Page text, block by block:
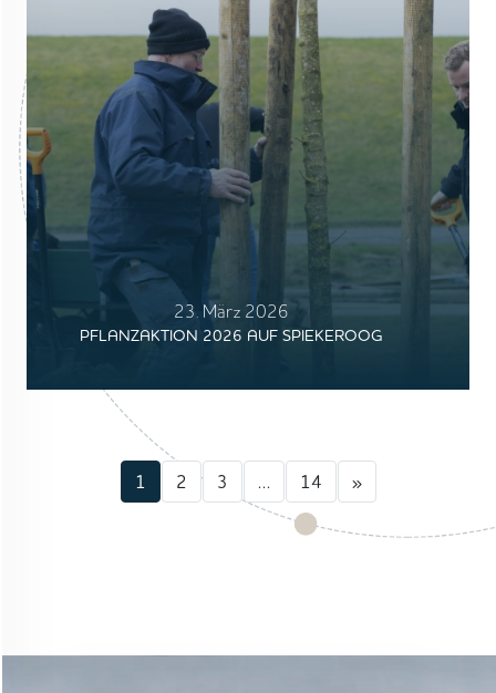
23. März 2026
PFLANZAKTION 2026 AUF SPIEKEROOG
1 2 3 … 14 »